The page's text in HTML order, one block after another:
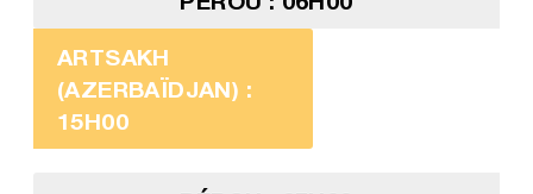
ARTSAKH
(AZERBAÏDJAN) :
15H00